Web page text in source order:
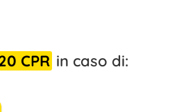
CPR in caso di: